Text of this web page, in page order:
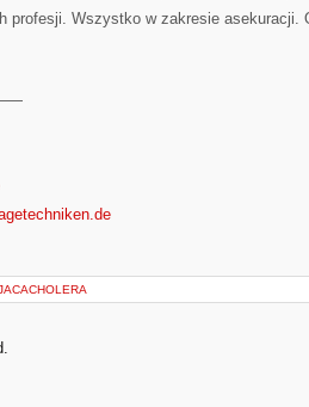
profesji. Wszystko w zakresie asekuracji.